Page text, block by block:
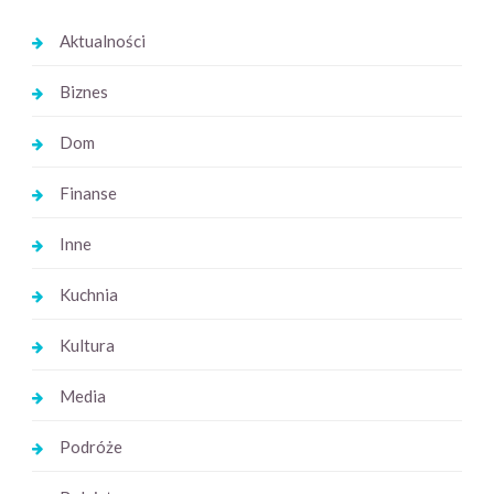
Aktualności
Biznes
Dom
Finanse
Inne
Kuchnia
Kultura
Media
Podróże